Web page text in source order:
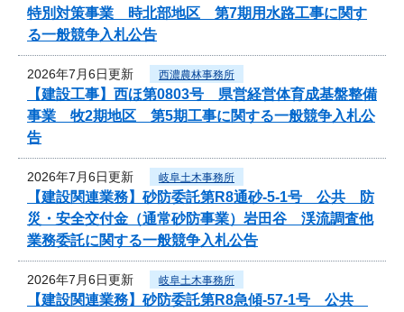
特別対策事業 時北部地区 第7期用水路工事に関す
る一般競争入札公告
2026年7月6日更新 西濃農林事務所
【建設工事】西ほ第0803号 県営経営体育成基盤整備
事業 牧2期地区 第5期工事に関する一般競争入札公
告
2026年7月6日更新 岐阜土木事務所
【建設関連業務】砂防委託第R8通砂-5-1号 公共 防
災・安全交付金（通常砂防事業）岩田谷 渓流調査他
業務委託に関する一般競争入札公告
2026年7月6日更新 岐阜土木事務所
【建設関連業務】砂防委託第R8急傾-57-1号 公共